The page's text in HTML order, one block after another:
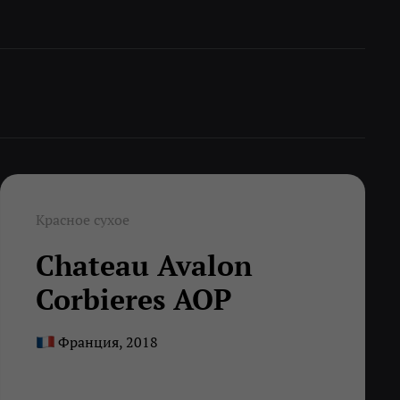
Красное сухое
Chateau Avalon
Corbieres AOP
Франция, 2018